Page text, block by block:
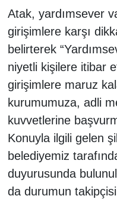
Atak, yardımsever
girişimlere karşı
belirterek
niyetli kişilere itibar
girişimlere maruz
kurumumuza, adli
kuvvetlerine
Konuyla ilgili gelen
belediyemiz
duyurusunda
da durumun